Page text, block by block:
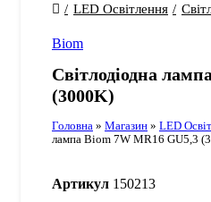
LED Освітлення
Biom
Світлодіодна
(3000K)
Головна » Магазин » LED
лампа Biom 7W MR16 GU5,3
Артикул 150213